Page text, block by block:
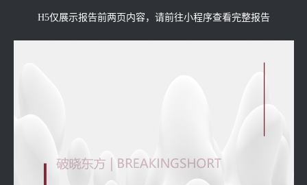
H5仅展示报告前两页内容，请前往小程序查看完整报告